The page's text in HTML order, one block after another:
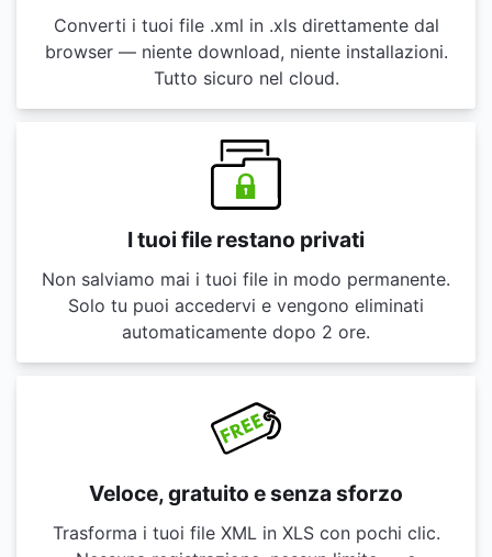
Converti i tuoi file .xml in .xls direttamente dal
browser — niente download, niente installazioni.
Tutto sicuro nel cloud.
I tuoi file restano privati
Non salviamo mai i tuoi file in modo permanente.
Solo tu puoi accedervi e vengono eliminati
automaticamente dopo 2 ore.
Veloce, gratuito e senza sforzo
Trasforma i tuoi file XML in XLS con pochi clic.